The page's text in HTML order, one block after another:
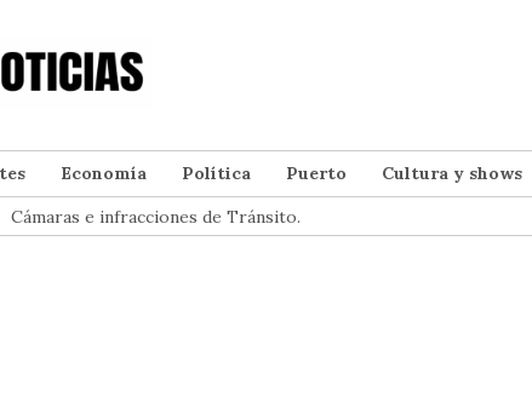
Economía Política Puerto
Cultura y shows
Cámaras e infracciones de Tránsito.